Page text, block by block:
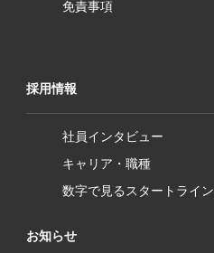
免責事項
採用情報
社員インタビュー
キャリア・職種
数字で見るスタートライン
お知らせ